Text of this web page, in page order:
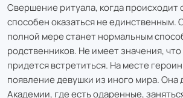
Свершение ритуала, когда происходит
способен оказаться не единственным.
полной мере станет нормальным
родственников. Не имеет значения,
придется встретиться. На месте
появление девушки из иного мира. Она
Академии, где есть одаренные,